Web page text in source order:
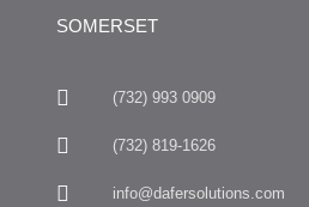
SOMERSET
(732) 993 0909
(732) 819-1626
info@dafersolutions.com